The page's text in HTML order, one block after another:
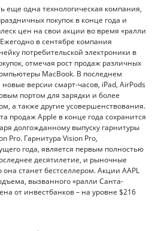
еще одна технологическая компания,
покупок в конце года и
цен на свои акции во время «ралли
в сентябре компания
потребительской электроники в
отмечая рост продаж различных
MacBook. В последнем
версии смарт-часов, iPad, AirPods
портом для зарядки и более
а также другие усовершенствования.
продаж Apple в конце года сохранится
долгожданному выпуску гарнитуры
Pro. Гарнитура Vision Pro,
года, является первым полностью
десятилетие, и рыночные
станет бестселлером. Акции AAPL
вызванного «ралли Санта-
от инвестбанков – на уровне $216